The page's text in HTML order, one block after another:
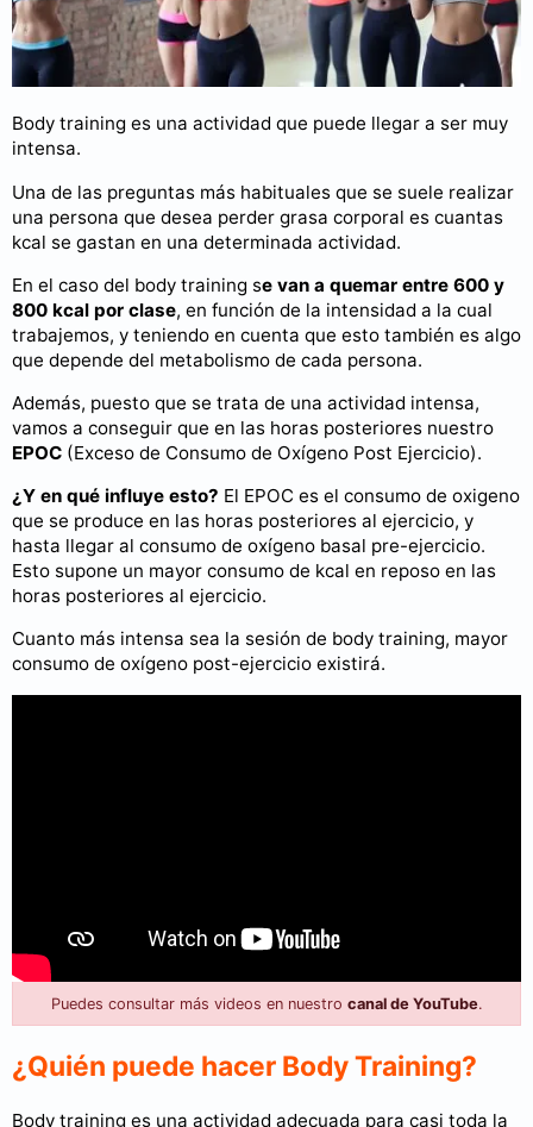
Body training es una actividad que puede llegar a ser muy
intensa.
Una de las preguntas más habituales que se suele realizar
una persona que desea perder grasa corporal es cuantas
kcal se gastan en una determinada actividad.
En el caso del body training se van a quemar entre 600 y
800 kcal por clase, en función de la intensidad a la cual
trabajemos, y teniendo en cuenta que esto también es algo
que depende del metabolismo de cada persona.
Además, puesto que se trata de una actividad intensa,
vamos a conseguir que en las horas posteriores nuestro
EPOC (Exceso de Consumo de Oxígeno Post Ejercicio).
¿Y en qué influye esto? El EPOC es el consumo de oxigeno
que se produce en las horas posteriores al ejercicio, y
hasta llegar al consumo de oxígeno basal pre-ejercicio.
Esto supone un mayor consumo de kcal en reposo en las
horas posteriores al ejercicio.
Cuanto más intensa sea la sesión de body training, mayor
consumo de oxígeno post-ejercicio existirá.
Puedes consultar más videos en nuestro canal de YouTube.
¿Quién puede hacer Body Training?
Body training es una actividad adecuada para casi toda la